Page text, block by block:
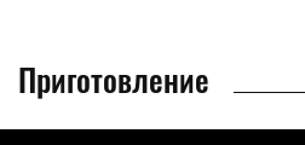
Приготовление